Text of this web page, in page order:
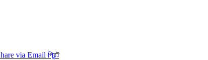
via Email প্রিন্ট